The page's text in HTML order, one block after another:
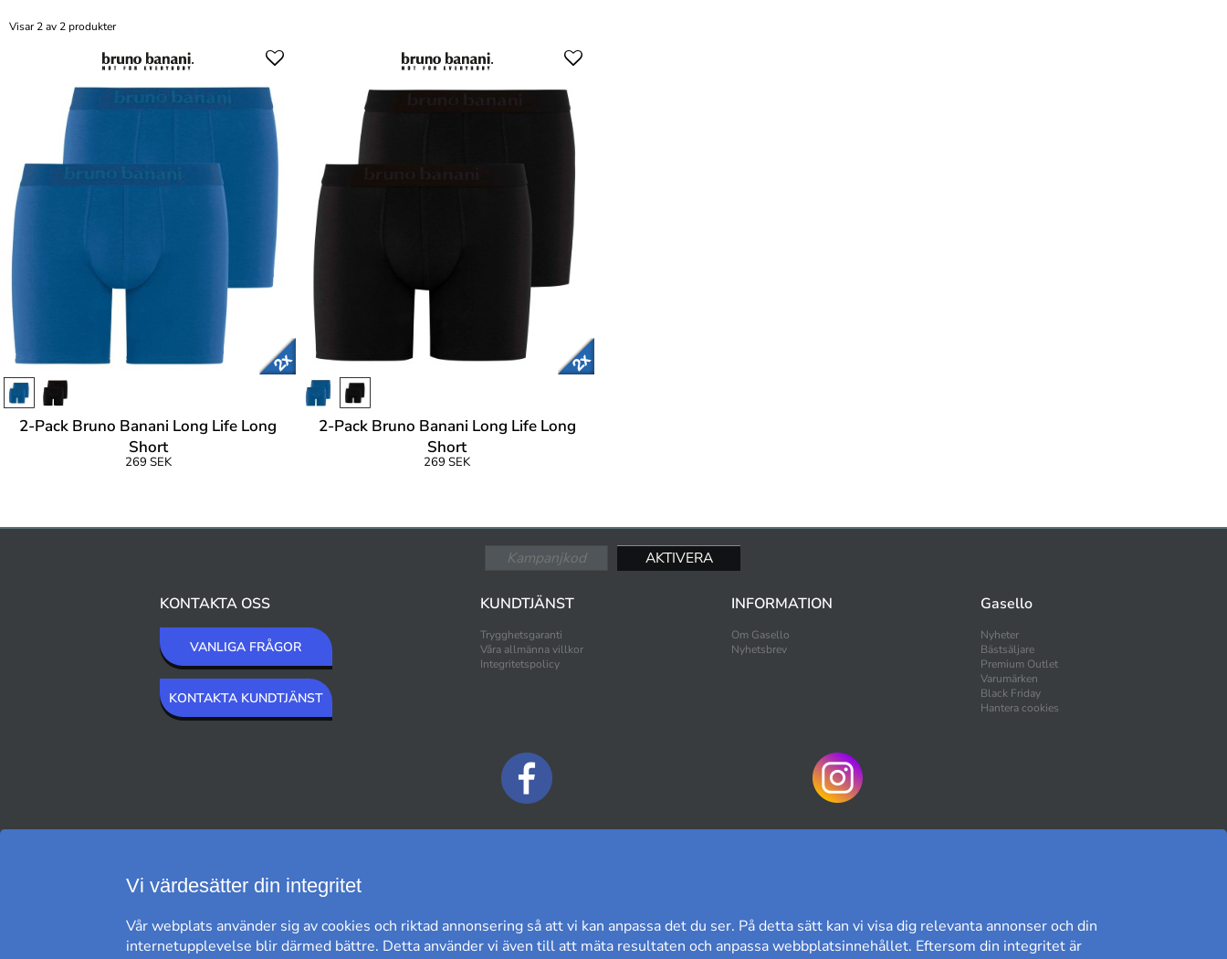
Visar 2 av 2 produkter
2-Pack Bruno Banani Long Life Long
Short
269 SEK
2-Pack Bruno Banani Long Life Long
Short
269 SEK
KONTAKTA OSS
VANLIGA FRÅGOR
KONTAKTA KUNDTJÄNST
KUNDTJÄNST
Trygghetsgaranti
Våra allmänna villkor
Integritetspolicy
INFORMATION
Om Gasello
Nyhetsbrev
Gasello
Nyheter
Bästsäljare
Premium Outlet
Varumärken
Black Friday
Hantera cookies
Vi värdesätter din integritet
Vår webplats använder sig av cookies och riktad annonsering så att vi kan anpassa det du ser. På detta sätt kan vi visa dig relevanta annonser och din
internetupplevelse blir därmed bättre. Detta använder vi även till att mäta resultaten och anpassa webbplatsinnehållet. Eftersom din integritet är